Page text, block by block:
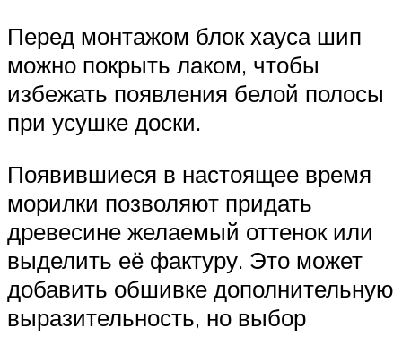
Перед монтажом блок хауса шип
можно покрыть лаком, чтобы
избежать появления белой полосы
при усушке доски.
Появившиеся в настоящее время
морилки позволяют придать
древесине желаемый оттенок или
выделить её фактуру. Это может
добавить обшивке дополнительную
выразительность, но выбор